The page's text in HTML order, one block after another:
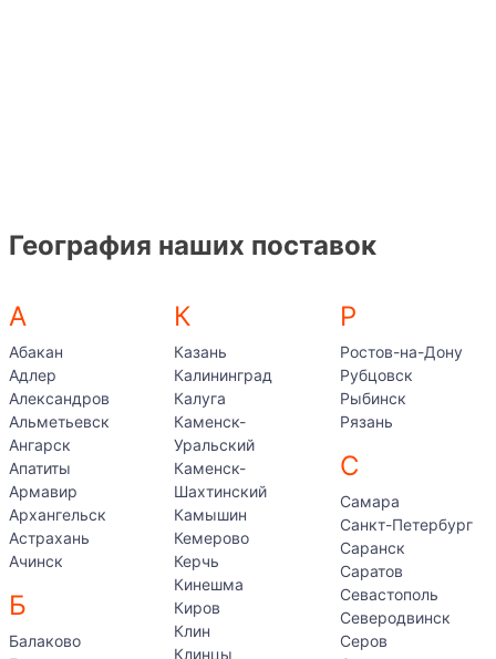
География наших поставок
А
Абакан
Адлер
Александров
Альметьевск
Ангарск
Апатиты
Армавир
Архангельск
Астрахань
Ачинск
Б
Балаково
К
Казань
Калининград
Калуга
Каменск-
Уральский
Каменск-
Шахтинский
Камышин
Кемерово
Керчь
Кинешма
Киров
Клин
Клинцы
Р
Ростов-на-Дону
Рубцовск
Рыбинск
Рязань
С
Самара
Санкт-Петербург
Саранск
Саратов
Севастополь
Северодвинск
Серов